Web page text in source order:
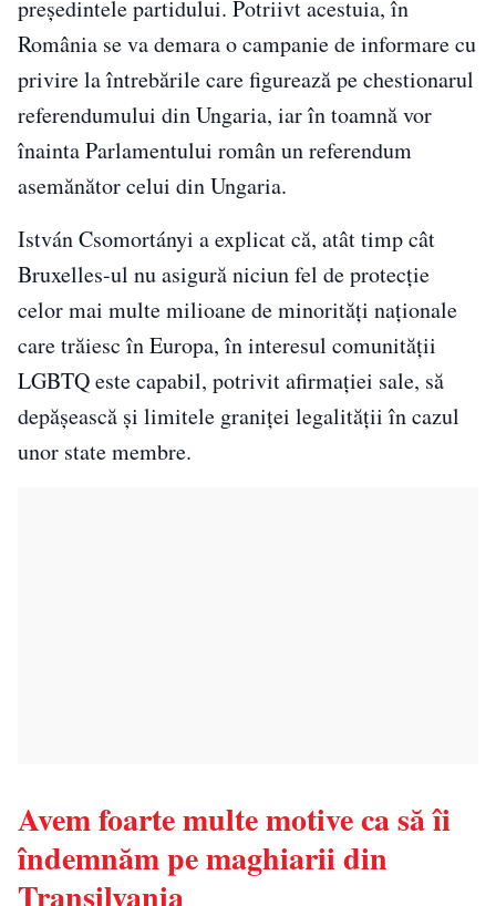
preşedintele partidului. Potriivt acestuia, în
România se va demara o campanie de informare cu
privire la întrebările care figurează pe chestionarul
referendumului din Ungaria, iar în toamnă vor
înainta Parlamentului român un referendum
asemănător celui din Ungaria.
István Csomortányi a explicat că, atât timp cât
Bruxelles-ul nu asigură niciun fel de protecţie
celor mai multe milioane de minorităţi naţionale
care trăiesc în Europa, în interesul comunităţii
LGBTQ este capabil, potrivit afirmaţiei sale, să
depăşească şi limitele graniţei legalităţii în cazul
unor state membre.
Avem foarte multe motive ca să îi
îndemnăm pe maghiarii din